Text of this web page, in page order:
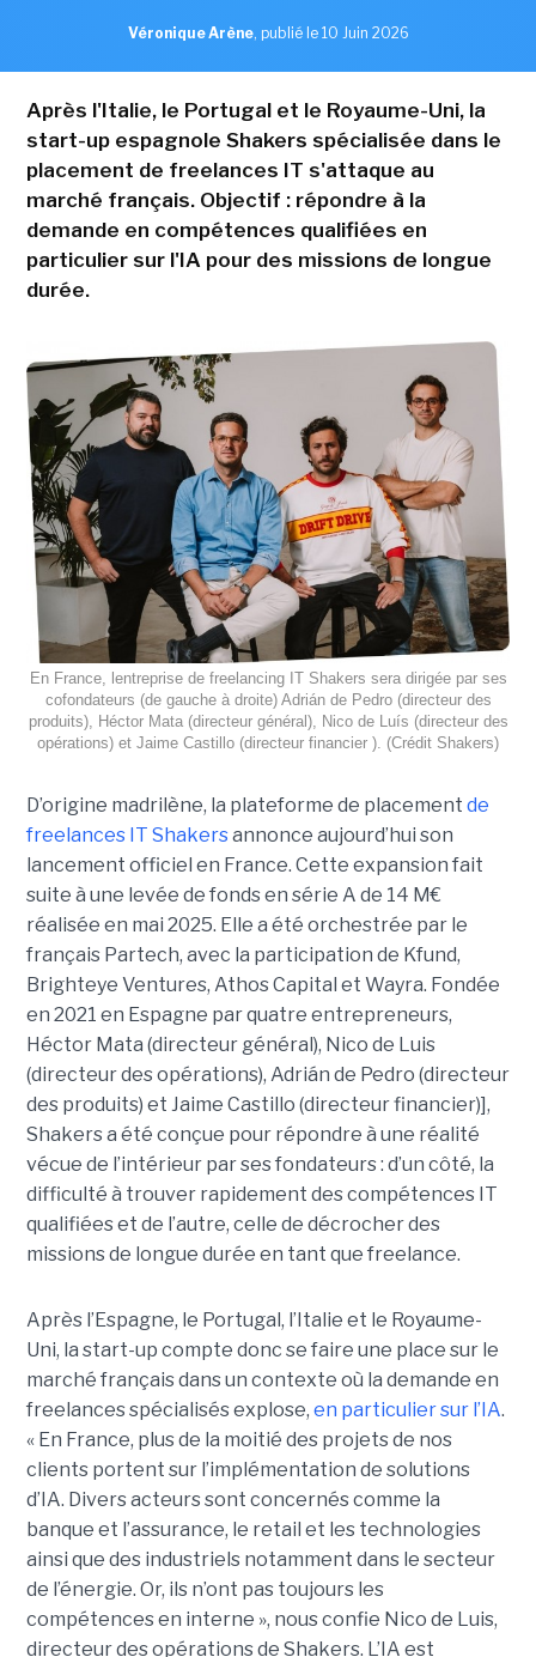
Véronique Arène, publié le 10 Juin 2026
Après l'Italie, le Portugal et le Royaume-Uni, la
start-up espagnole Shakers spécialisée dans le
placement de freelances IT s'attaque au
marché français. Objectif : répondre à la
demande en compétences qualifiées en
particulier sur l'IA pour des missions de longue
durée.
En France, lentreprise de freelancing IT Shakers sera dirigée par ses
cofondateurs (de gauche à droite) Adrián de Pedro (directeur des
produits), Héctor Mata (directeur général), Nico de Luís (directeur des
opérations) et Jaime Castillo (directeur financier ). (Crédit Shakers)
D’origine madrilène, la plateforme de placement de
freelances IT Shakersannonce aujourd’hui son
lancement officiel en France. Cette expansion fait
suite à une levée de fonds en série A de 14 M€
réalisée en mai 2025. Elle a été orchestrée par le
français Partech, avec la participation de Kfund,
Brighteye Ventures, Athos Capital et Wayra. Fondée
en 2021 en Espagne par quatre entrepreneurs,
Héctor Mata (directeur général), Nico de Luis
(directeur des opérations), Adrián de Pedro (directeur
des produits) et Jaime Castillo (directeur financier)],
Shakers a été conçue pour répondre à une réalité
vécue de l’intérieur par ses fondateurs : d’un côté, la
difficulté à trouver rapidement des compétences IT
qualifiées et de l’autre, celle de décrocher des
missions de longue durée en tant que freelance.
Après l’Espagne, le Portugal, l’Italie et le Royaume-
Uni, la start-up compte donc se faire une place sur le
marché français dans un contexte où la demande en
freelances spécialisés explose, en particulier sur l’IA.
« En France, plus de la moitié des projets de nos
clients portent sur l’implémentation de solutions
d’IA. Divers acteurs sont concernés comme la
banque et l’assurance, le retail et les technologies
ainsi que des industriels notamment dans le secteur
de l’énergie. Or, ils n’ont pas toujours les
compétences en interne », nous confie Nico de Luis,
directeur des opérations de Shakers. L’IA est